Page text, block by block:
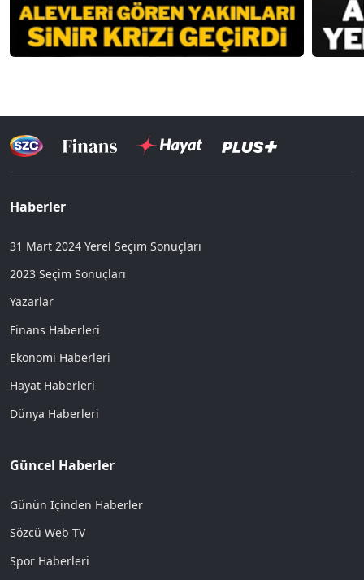
Haberler
31 Mart 2024 Yerel Seçim Sonuçları
2023 Seçim Sonuçları
Yazarlar
Finans Haberleri
Ekonomi Haberleri
Hayat Haberleri
Dünya Haberleri
Güncel Haberler
Günün İçinden Haberler
Sözcü Web TV
Spor Haberleri